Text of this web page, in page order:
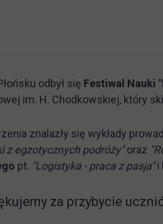
odbył się Festiwal Nauki
im. H. Chodkowskiej, który
znalazły się wykłady
z egzotycznych podróży"oraz
pt. "Logistyka - praca z pasja"i
za przybycie